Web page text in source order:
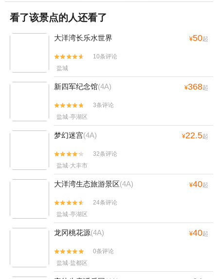
看了该景点的人还看了
大洋湾长乐水世界 ¥50起


10条评论
盐城
新四军纪念馆(4A) ¥368起


3条评论
盐城·亭湖区
梦幻迷宫(4A) ¥22.5起


32条评论
盐城·大丰市
大洋湾生态旅游景区(4A) ¥40起


24条评论
盐城·亭湖区
龙冈桃花源(4A) ¥40起


0条评论
盐城·盐都区